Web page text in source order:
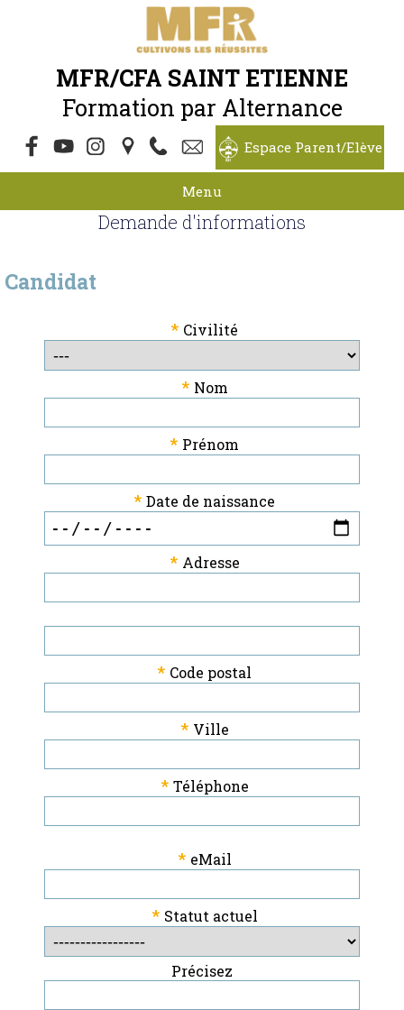
MFR/CFA SAINT ETIENNE
Formation par Alternance
Espace Parent/Elève
Menu
Demande d'informations
Candidat
* Civilité
* Nom
* Prénom
* Date de naissance
* Adresse
* Code postal
* Ville
* Téléphone
* eMail
* Statut actuel
Précisez